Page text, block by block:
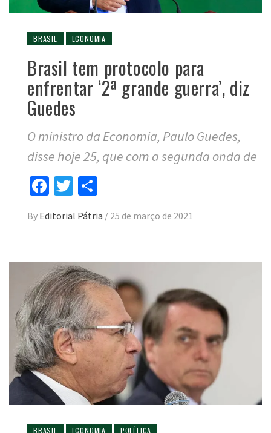
BRASIL ECONOMIA
Brasil tem protocolo para
enfrentar ‘2ª grande guerra’, diz
Guedes
O ministro da Economia, Paulo Guedes,
disse hoje 25, que com a segunda onda de
Facebook
Twitter
By Editorial Pátria / 25 de março de 2021
BRASIL ECONOMIA POLÍTICA